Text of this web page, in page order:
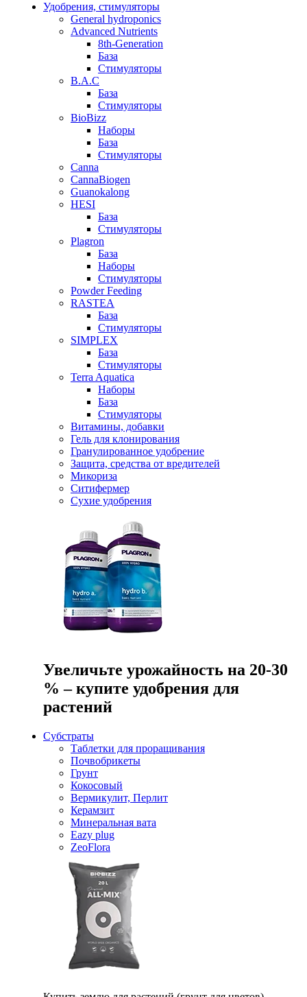
Удобрения, стимуляторы
General hydroponics
Advanced Nutrients
8th-Generation
База
Стимуляторы
B.A.C
База
Стимуляторы
BioBizz
Наборы
База
Стимуляторы
Canna
CannaBiogen
Guanokalong
HESI
База
Стимуляторы
Plagron
База
Наборы
Стимуляторы
Powder Feeding
RASTEA
База
Стимуляторы
SIMPLEX
База
Стимуляторы
Terra Aquatica
Наборы
База
Стимуляторы
Витамины, добавки
Гель для клонирования
Гранулированное удобрение
Защита, средства от вредителей
Микориза
Ситифермер
Сухие удобрения
Увеличьте урожайность на 20-30
% – купите удобрения для
растений
Субстраты
Таблетки для проращивания
Почвобрикеты
Грунт
Кокосовый
Вермикулит, Перлит
Керамзит
Минеральная вата
Eazy plug
ZeoFlora